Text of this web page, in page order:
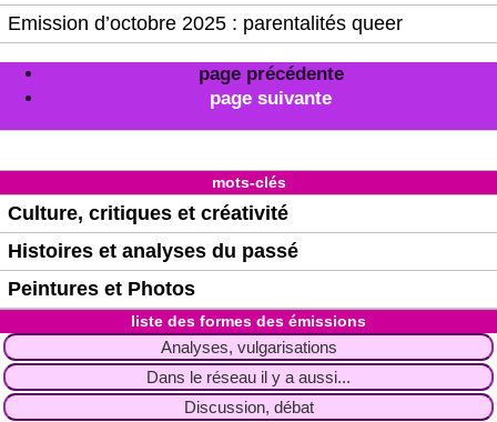
Emission d’octobre 2025 : parentalités queer
page précédente
page suivante
mots-clés
Culture, critiques et créativité
Histoires et analyses du passé
Peintures et Photos
liste des formes des émissions
Analyses, vulgarisations
Dans le réseau il y a aussi...
Discussion, débat